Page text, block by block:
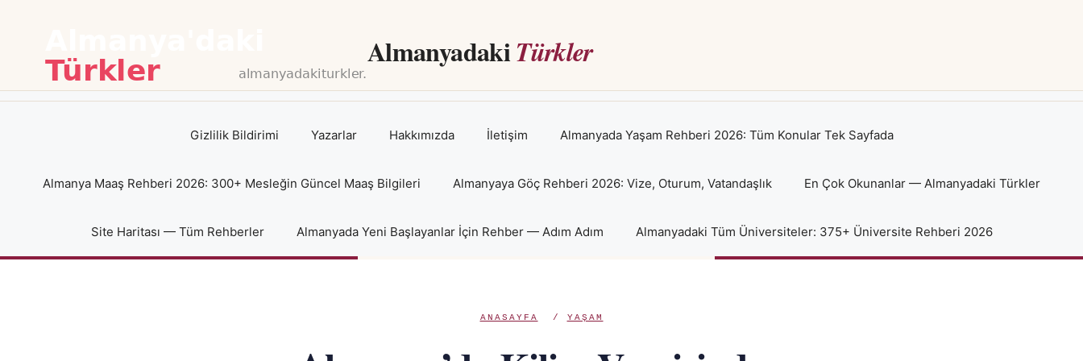
AlmanyadakiTürkler
Gizlilik Bildirimi Yazarlar Hakkımızda İletişim Almanyada Yaşam Rehberi 2026: Tüm Konular Tek Sayfada
Almanya Maaş Rehberi 2026: 300+ Mesleğin Güncel Maaş Bilgileri Almanyaya Göç Rehberi 2026: Vize, Oturum, Vatandaşlık En Çok Okunanlar — Almanyadaki Türkler
Site Haritası — Tüm Rehberler Almanyada Yeni Başlayanlar İçin Rehber — Adım Adım Almanyadaki Tüm Üniversiteler: 375+ Üniversite Rehberi 2026
ANASAYFA / YAŞAM